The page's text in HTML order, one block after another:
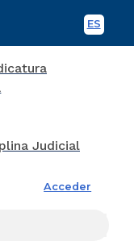
ES
Acceder